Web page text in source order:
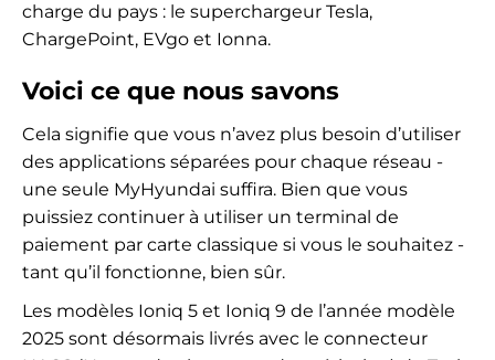
charge du pays : le superchargeur Tesla,
ChargePoint, EVgo et Ionna.
Voici ce que nous savons
Cela signifie que vous n’avez plus besoin d’utiliser
des applications séparées pour chaque réseau -
une seule MyHyundai suffira. Bien que vous
puissiez continuer à utiliser un terminal de
paiement par carte classique si vous le souhaitez -
tant qu’il fonctionne, bien sûr.
Les modèles Ioniq 5 et Ioniq 9 de l’année modèle
2025 sont désormais livrés avec le connecteur